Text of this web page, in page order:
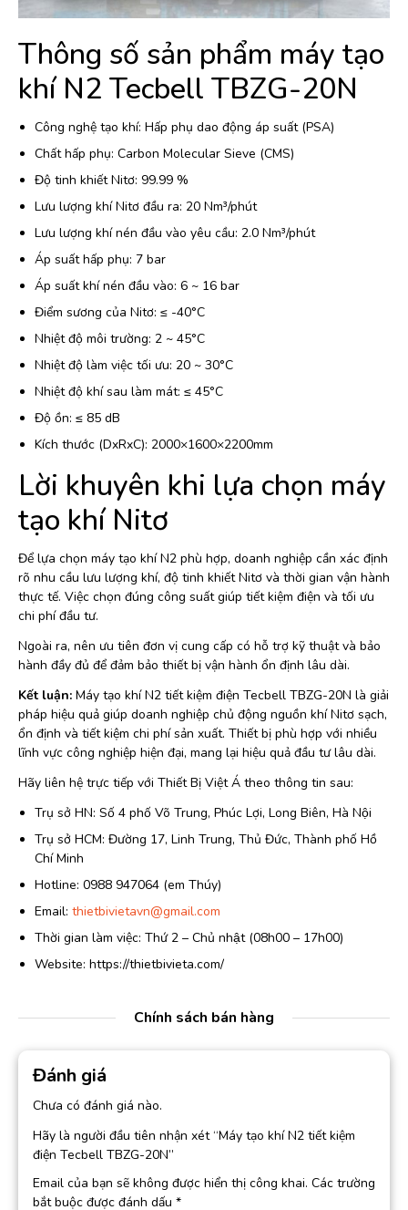
Thông số sản phẩm máy tạo
khí N2 Tecbell TBZG-20N
Công nghệ tạo khí: Hấp phụ dao động áp suất (PSA)
Chất hấp phụ: Carbon Molecular Sieve (CMS)
Độ tinh khiết Nitơ: 99.99 %
Lưu lượng khí Nitơ đầu ra: 20 Nm³/phút
Lưu lượng khí nén đầu vào yêu cầu: 2.0 Nm³/phút
Áp suất hấp phụ: 7 bar
Áp suất khí nén đầu vào: 6 ~ 16 bar
Điểm sương của Nitơ: ≤ -40°C
Nhiệt độ môi trường: 2 ~ 45°C
Nhiệt độ làm việc tối ưu: 20 ~ 30°C
Nhiệt độ khí sau làm mát: ≤ 45°C
Độ ồn: ≤ 85 dB
Kích thước (DxRxC): 2000×1600×2200mm
Lời khuyên khi lựa chọn máy
tạo khí Nitơ
Để lựa chọn máy tạo khí N2 phù hợp, doanh nghiệp cần xác định
rõ nhu cầu lưu lượng khí, độ tinh khiết Nitơ và thời gian vận hành
thực tế. Việc chọn đúng công suất giúp tiết kiệm điện và tối ưu
chi phí đầu tư.
Ngoài ra, nên ưu tiên đơn vị cung cấp có hỗ trợ kỹ thuật và bảo
hành đầy đủ để đảm bảo thiết bị vận hành ổn định lâu dài.
Kết luận: Máy tạo khí N2 tiết kiệm điện Tecbell TBZG-20N là giải
pháp hiệu quả giúp doanh nghiệp chủ động nguồn khí Nitơ sạch,
ổn định và tiết kiệm chi phí sản xuất. Thiết bị phù hợp với nhiều
lĩnh vực công nghiệp hiện đại, mang lại hiệu quả đầu tư lâu dài.
Hãy liên hệ trực tiếp với Thiết Bị Việt Á theo thông tin sau:
Trụ sở HN: Số 4 phố Võ Trung, Phúc Lợi, Long Biên, Hà Nội
Trụ sở HCM: Đường 17, Linh Trung, Thủ Đức, Thành phố Hồ
Chí Minh
Hotline: 0988 947064 (em Thúy)
Email: thietbivietavn@gmail.com
Thời gian làm việc: Thứ 2 – Chủ nhật (08h00 – 17h00)
Website: https://thietbivieta.com/
Chính sách bán hàng
Đánh giá
Chưa có đánh giá nào.
Hãy là người đầu tiên nhận xét “Máy tạo khí N2 tiết kiệm
điện Tecbell TBZG-20N”
Email của bạn sẽ không được hiển thị công khai. Các trường
bắt buộc được đánh dấu *